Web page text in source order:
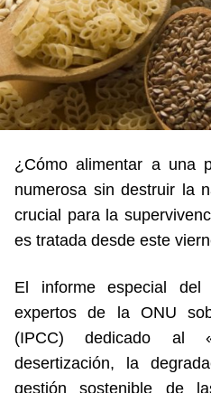
¿Cómo alimentar a una
numerosa sin destruir la
crucial para la
es tratada desde este
El informe especial del
expertos de la ONU
(IPCC) dedicado al
desertización, la
gestión sostenible de